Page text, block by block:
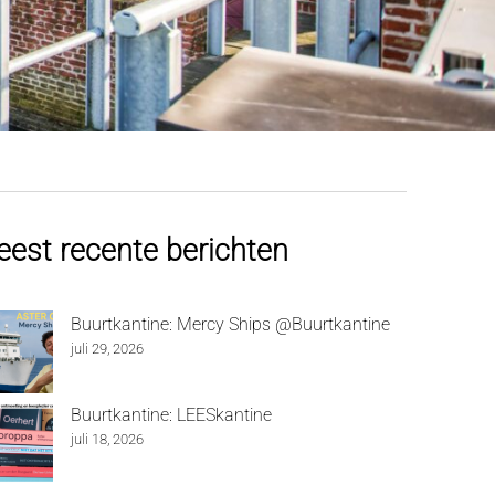
recente berichten
Buurtkantine: Mercy Ships @Buurtkantine
juli 29, 2026
Buurtkantine: LEESkantine
juli 18, 2026